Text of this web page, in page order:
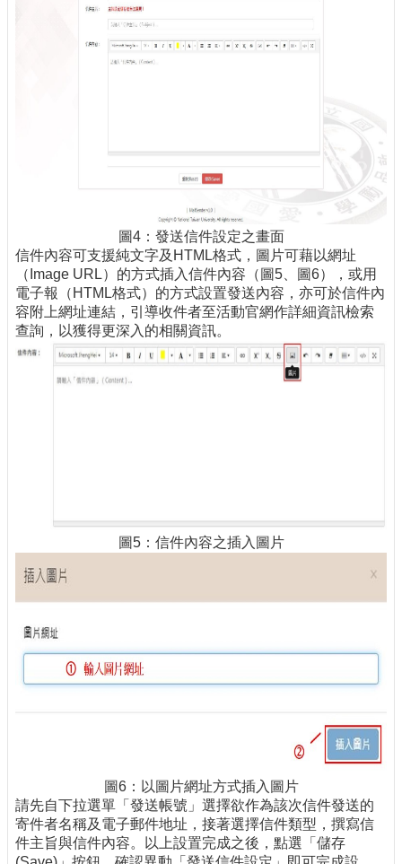
圖4：發送信件設定之畫面
信件內容可支援純文字及HTML格式，圖片可藉以網址
（Image URL）的方式插入信件內容（圖5、圖6），或用
電子報（HTML格式）的方式設置發送內容，亦可於信件內
容附上網址連結，引導收件者至活動官網作詳細資訊檢索
查詢，以獲得更深入的相關資訊。
圖5：信件內容之插入圖片
圖6：以圖片網址方式插入圖片
請先自下拉選單「發送帳號」選擇欲作為該次信件發送的
寄件者名稱及電子郵件地址，接著選擇信件類型，撰寫信
件主旨與信件內容。以上設置完成之後，點選「儲存